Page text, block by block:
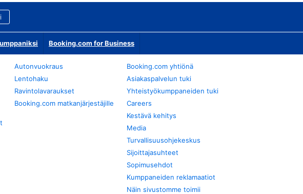
Booking.com for Business
Autonvuokraus
Lentohaku
Ravintolavaraukset
Booking.com matkanjärjestäjille
Booking.com yhtiönä
Asiakaspalvelun tuki
Yhteistyökumppaneiden tuki
Careers
Kestävä kehitys
Media
Turvallisuusohjekeskus
Sijoittajasuhteet
Sopimusehdot
Kumppaneiden reklamaatiot
Näin sivustomme toimii